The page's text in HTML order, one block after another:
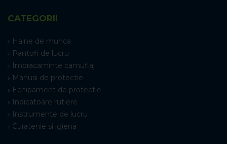
CATEGORII
Haine de munca
Pantofi de lucru
Imbracaminte camuflaj
Manusi de protectie
Echipament de protectie
Indicatoare rutiere
Instrumente de lucru
Curatenie si igiena